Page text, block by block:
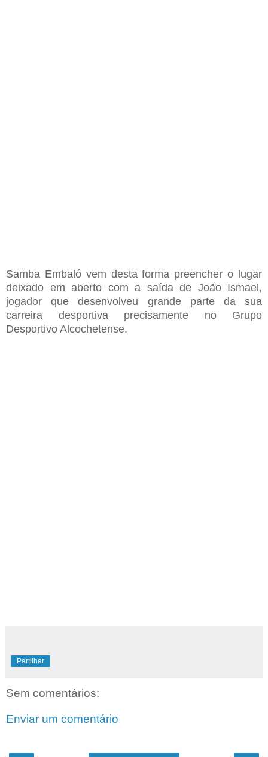
Samba Embaló vem desta forma preencher o lugar
deixado em aberto com a saída de João Ismael,
jogador que desenvolveu grande parte da sua
carreira desportiva precisamente no Grupo
Desportivo Alcochetense.
Partilhar
Sem comentários:
Enviar um comentário